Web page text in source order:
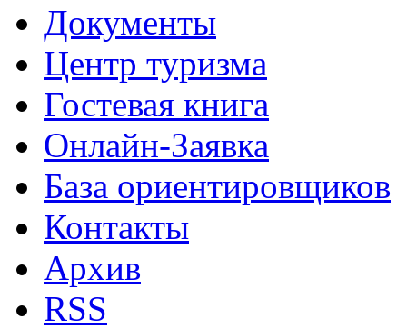
Документы
Центр туризма
Гостевая книга
Онлайн-Заявка
База ориентировщиков
Контакты
Архив
RSS